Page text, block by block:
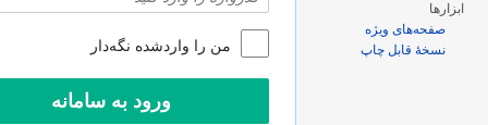
من را واردشده نگه‌دار
ابزارها
صفحه‌های ویژه
نسخهٔ قابل چاپ